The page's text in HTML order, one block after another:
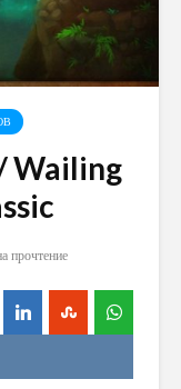
Wailing
прочтение